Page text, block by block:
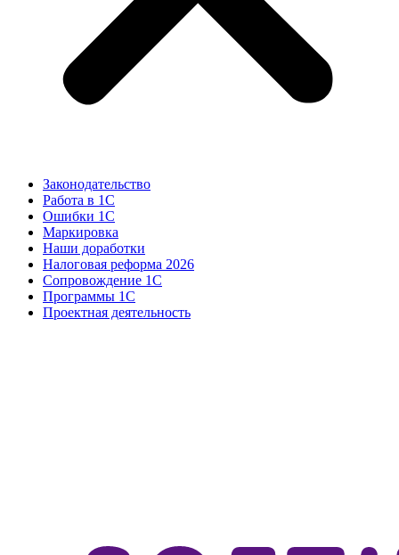
Законодательство
Работа в 1С
Ошибки 1С
Маркировка
Наши доработки
Налоговая реформа 2026
Сопровождение 1С
Программы 1С
Проектная деятельность